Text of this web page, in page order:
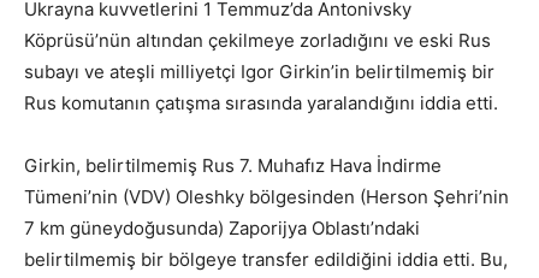
Ukrayna kuvvetlerini 1 Temmuz’da Antonivsky
Köprüsü’nün altından çekilmeye zorladığını ve eski Rus
subayı ve ateşli milliyetçi Igor Girkin’in belirtilmemiş bir
Rus komutanın çatışma sırasında yaralandığını iddia etti.
Girkin, belirtilmemiş Rus 7. Muhafız Hava İndirme
Tümeni’nin (VDV) Oleshky bölgesinden (Herson Şehri’nin
7 km güneydoğusunda) Zaporijya Oblastı’ndaki
belirtilmemiş bir bölgeye transfer edildiğini iddia etti. Bu,